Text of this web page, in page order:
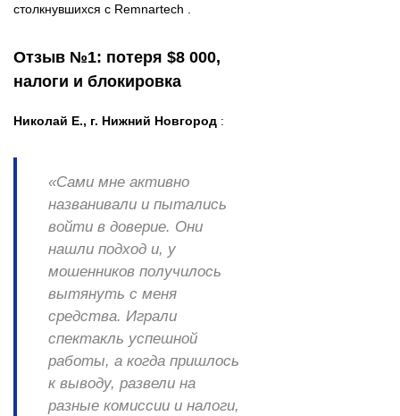
столкнувшихся с Remnartech .
Отзыв №1: потеря $8 000,
налоги и блокировка
Николай Е., г. Нижний Новгород :
«Сами мне активно
названивали и пытались
войти в доверие. Они
нашли подход и, у
мошенников получилось
вытянуть с меня
средства. Играли
спектакль успешной
работы, а когда пришлось
к выводу, развели на
разные комиссии и налоги,